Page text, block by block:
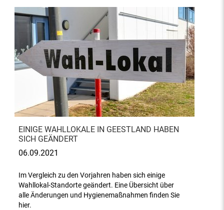
EINIGE WAHLLOKALE IN GEESTLAND HABEN
SICH GEÄNDERT
06.09.2021
Im Vergleich zu den Vorjahren haben sich einige
Wahllokal-Standorte geändert. Eine Übersicht über
alle Änderungen und Hygienemaßnahmen finden Sie
hier.